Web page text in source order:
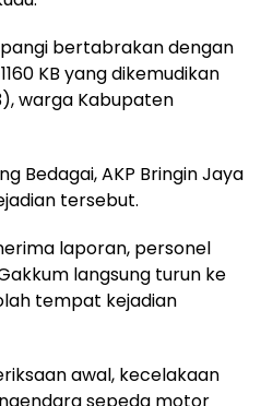
bertabrakan dengan
KB yang dikemudikan
warga Kabupaten
Bedagai, AKP Bringin Jaya
tersebut.
laporan, personel
langsung turun ke
tempat kejadian
awal, kecelakaan